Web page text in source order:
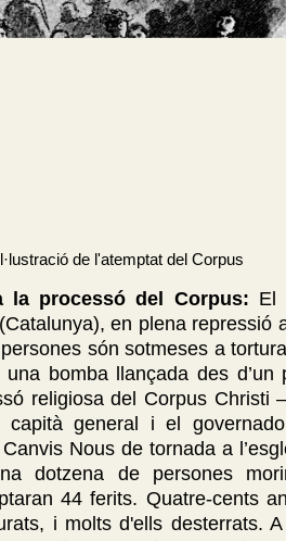
Il·lustració de l'atemptat del Corpus
la processó del Corpus: El
en plena repressió
són sotmeses a
bomba llançada des d’un
religiosa del Corpus Christi
capità general i el
Nous de tornada a
dotzena de persones
44 ferits. Quatre-cents
i molts d'ells desterrats.